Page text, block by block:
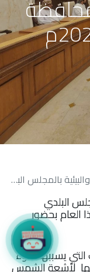
بمحافظة الظاهرة لعام 2024م
البلدي
العام بحضور
التي يسببها سوء
لأشعة الشمس